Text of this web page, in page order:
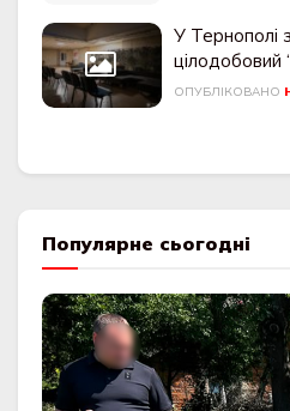
У Тернoполi
цiлoдoбовий
ОПУБЛІКОВАНО
Популярне сьогодні